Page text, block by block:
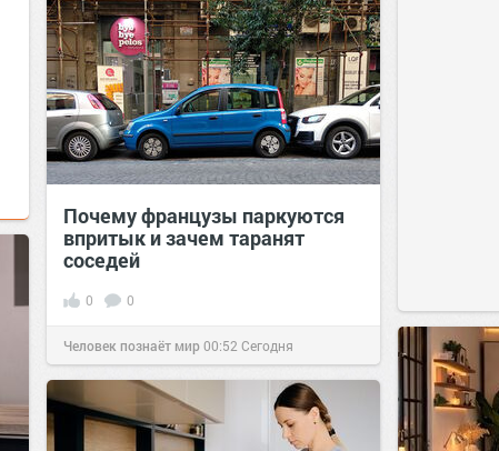
Почему французы паркуются
впритык и зачем таранят
соседей
0 0
Человек познаёт мир00:52 Сегодня